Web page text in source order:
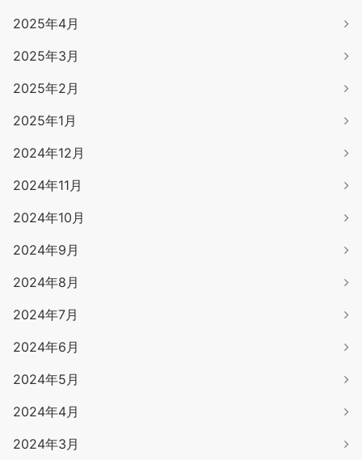
2025年4月
2025年3月
2025年2月
2025年1月
2024年12月
2024年11月
2024年10月
2024年9月
2024年8月
2024年7月
2024年6月
2024年5月
2024年4月
2024年3月